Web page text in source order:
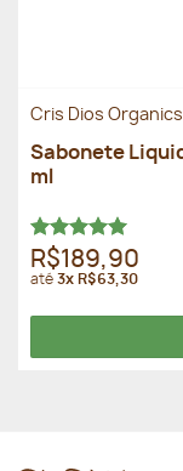
Cris Dios Organics
Sabonete
ml
Avaliação
5.00de 5
R$189,90
até3x R$63,30